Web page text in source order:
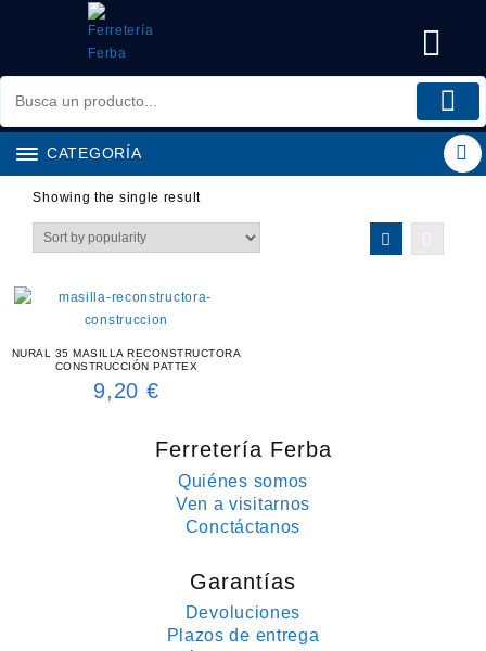
CATEGORÍA
Showing the single result
NURAL 35 MASILLA RECONSTRUCTORA
CONSTRUCCIÓN PATTEX
9,20 €
Ferretería Ferba
Quiénes somos
Ven a visitarnos
Conctáctanos
Garantías
Devoluciones
Plazos de entrega